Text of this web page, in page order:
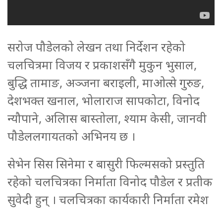
सरोज पौडेलको लेखन तथा निर्देशन रहेको
चलचित्रमा विजय र प्रकाशसँगै मुकुन भुसाल,
बुद्धि तामाङ, अञ्जना बराइली, माओत्से गुरुङ,
देशभक्त खनाल, भोलाराज सापकोटा, विनोद
न्यौपाने, अलिास बास्तोला, श्याम केसी, जानवी
पौडेललगायतको अभिनय छ ।
सेभेन सिस सिनेमा र बासुरी फिल्मसको प्रस्तुति
रहेको चलचित्रका निर्माता विनोद पौडेल र प्रतीक
सुवेदी हुन् । चलचित्रका कार्यकारी निर्माता रमेश